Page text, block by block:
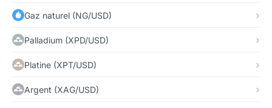
Gaz naturel (NG/USD)
Palladium (XPD/USD)
Platine (XPT/USD)
Argent (XAG/USD)